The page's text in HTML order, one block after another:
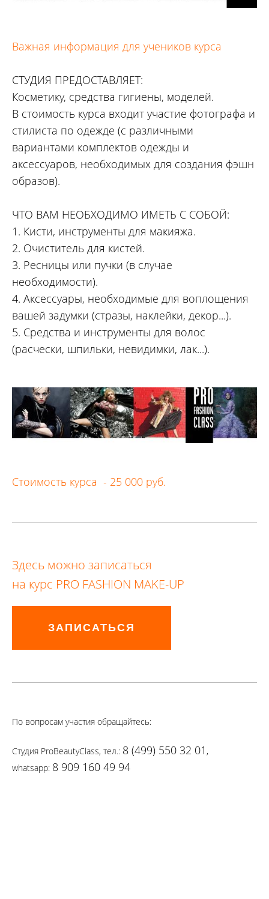
Важная информация для учеников курса
СТУДИЯ ПРЕДОСТАВЛЯЕТ:
Косметику, средства гигиены, моделей.
В стоимость курса входит участие фотографа и
стилиста по одежде (с различными
вариантами комплектов одежды и
аксессуаров, необходимых для создания фэшн
образов).
ЧТО ВАМ НЕОБХОДИМО ИМЕТЬ С СОБОЙ:
1. Кисти, инструменты для макияжа.
2. Очиститель для кистей.
3. Ресницы или пучки (в случае
необходимости).
4. Аксессуары, необходимые для воплощения
вашей задумки (стразы, наклейки, декор...).
5. Средства и инструменты для волос
(расчески, шпильки, невидимки, лак...).
Стоимость курса - 25 000 руб.
Здесь можно записаться
на курс PRO FASHION MAKE-UP
ЗАПИСАТЬСЯ
По вопросам участия обращайтесь:
Студия ProBeautyClass, тел.: 8 (499) 550 32 01 ,
whatsapp: 8 909 160 49 94